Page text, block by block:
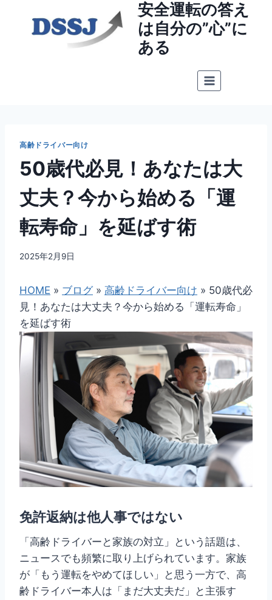
安全運転の答え
は自分の”心”に
ある
高齢ドライバー向け
50歳代必見！あなたは大
丈夫？今から始める「運
転寿命」を延ばす術
By
2025年2月9日
HOME » ブログ » 高齢ドライバー向け » 50歳代必
見！あなたは大丈夫？今から始める「運転寿命」
を延ばす術
免許返納は他人事ではない
「高齢ドライバーと家族の対立」という話題は、
ニュースでも頻繁に取り上げられています。家族
が「もう運転をやめてほしい」と思う一方で、高
齢ドライバー本人は「まだ大丈夫だ」と主張す